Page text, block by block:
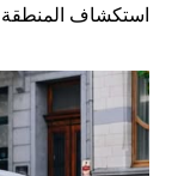
استكشاف المنطقة